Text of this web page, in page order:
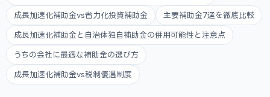
成長加速化補助金vs省力化投資補助金 主要補助金7選を徹底比較
成長加速化補助金と自治体独自補助金の併用可能性と注意点
うちの会社に最適な補助金の選び方
成長加速化補助金vs税制優遇制度